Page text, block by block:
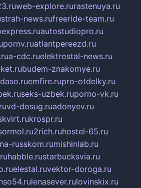
web-explore.rurastenuya.ru
strah-news.rufreeride-team.ru
autostudiopro.ru
pornv.ruatlantpereezd.ru
a-cdc.ruelektrostal-news.ru
budem-znakomye.ru
emfire.rupro-otdelky.ru
seks-uzbek.ruporno-vk.ru
vd-dosug.ruadonyev.ru
krospr.ru
2rich.ruhostel-65.ru
russkom.rumishinlab.ru
habble.rustarbucksvia.ru
elestal.ruvektor-doroga.ru
lenasever.rulovinskix.ru